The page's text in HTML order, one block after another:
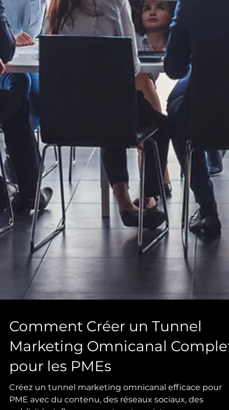
Comment Créer un Tunnel
Marketing Omnicanal
pour les PMEs
Créez un tunnel marketing omnicanal efficace pour